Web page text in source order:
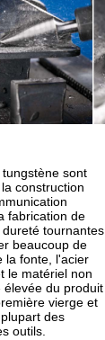
sont
construction
fabrication de
tournantes
beaucoup de
la fonte, l'acier
le matériel non
élevée du produit
vierge et
des
outils.